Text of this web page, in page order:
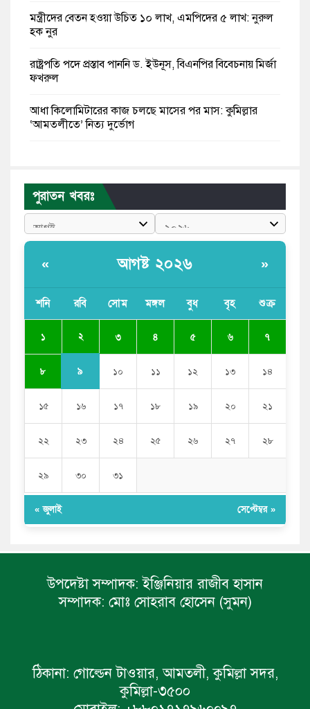
মন্ত্রীদের বেতন হওয়া উচিত ১০ লাখ, এমপিদের ৫ লাখ: নুরুল
হক নুর
রাষ্ট্রপতি পদে প্রস্তাব পাননি ড. ইউনূস, বিএনপির বিবেচনায় মির্জা
ফখরুল
আধা কিলোমিটারের কাজ চলছে মাসের পর মাস: কুমিল্লার
‘আমতলীতে’ নিত্য দুর্ভোগ
পুলিশকে পিটিয়ে রক্তাক্ত করেছি এ দৃশ্য কি আপনারা দেখেননি:
এনসিপি নেতা
সরকার
সজীব ওয়াজেদ জয়
পুরাতন খবরঃ
« আগষ্ট ২০২৬ »
শনি রবি সোম মঙ্গল বুধ বৃহ শুক্র
১ ২ ৩ ৪ ৫ ৬ ৭
৮ ৯ ১০ ১১ ১২ ১৩ ১৪
১৫ ১৬ ১৭ ১৮ ১৯ ২০ ২১
২২ ২৩ ২৪ ২৫ ২৬ ২৭ ২৮
২৯ ৩০ ৩১
« জুলাই সেপ্টেম্বর »
উপদেষ্টা সম্পাদক: ইঞ্জিনিয়ার রাজীব হাসান
সম্পাদক: মোঃ সোহরাব হোসেন (সুমন)
ঠিকানা: গোল্ডেন টাওয়ার, আমতলী, কুমিল্লা সদর,
কুমিল্লা-৩৫০০